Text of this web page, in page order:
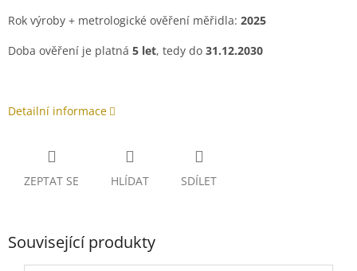
Rok výroby + metrologické ověření měřidla: 2025
Doba ověření je platná 5 let, tedy do 31.12.2030
Detailní informace
ZEPTAT SE HLÍDAT SDÍLET
Související produkty